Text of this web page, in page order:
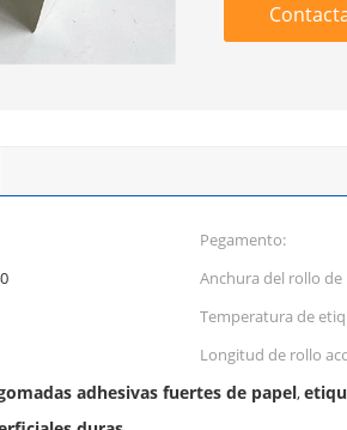
Pegamento:
Anchura del rollo de
Temperatura de
Longitud de rollo
adhesivas fuertes de papel,